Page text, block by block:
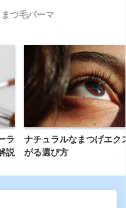
つ毛パーマ
ラ
説
ナチュラルなまつげエク
がる選び方